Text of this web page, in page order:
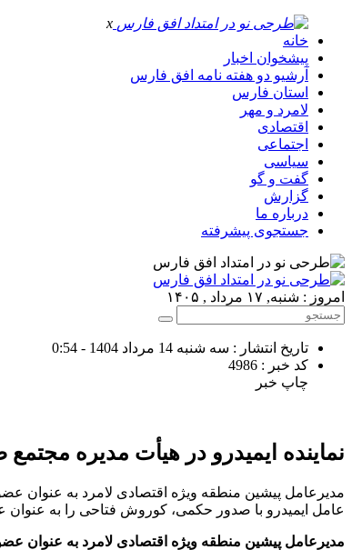
x
خانه
پیشخوان اخبار
آرشیو دو هفته نامه افق فارس
استان فارس
لامرد و مهر
اقتصادی
اجتماعی
سیاسی
گفت و گو
گزارش
درباره ما
جستجوی پیشرفته
امروز : شنبه, ۱۷ مرداد , ۱۴۰۵
تاریخ انتشار : سه شنبه 14 مرداد 1404 - 0:54
کد خبر : 4986
چاپ خبر
نماینده ایمیدرو در هیأت مدیره
مدیرعامل پیشین منطقه ویژه اقتصادی لامرد به عنوان
عامل ایمیدرو با صدور حکمی، کوروش فتاحی را به
مدیرعامل پیشین منطقه ویژه اقتصادی لامرد به عنوان